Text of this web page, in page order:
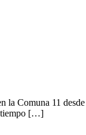
Comuna 11
tiempo […]